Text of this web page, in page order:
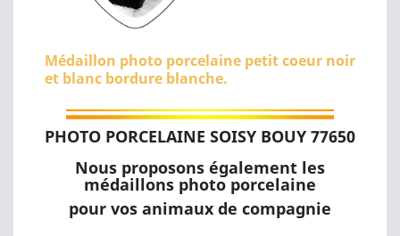
Médaillon photo porcelaine petit coeur noir
et blanc bordure blanche.
PHOTO PORCELAINE SOISY BOUY 77650
Nous proposons également les
médaillons photo porcelaine
pour vos animaux de compagnie